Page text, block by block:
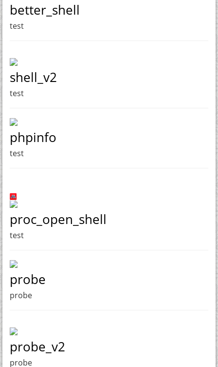
better_shell
test
shell_v2
test
phpinfo
test
proc_open_shell
test
probe
probe
probe_v2
probe